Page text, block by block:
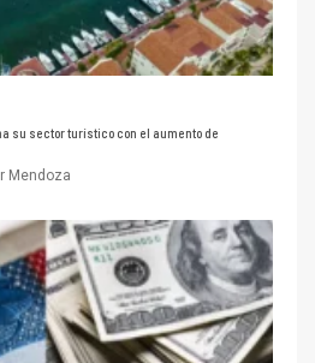
su sector turístico con el aumento de
Mendoza